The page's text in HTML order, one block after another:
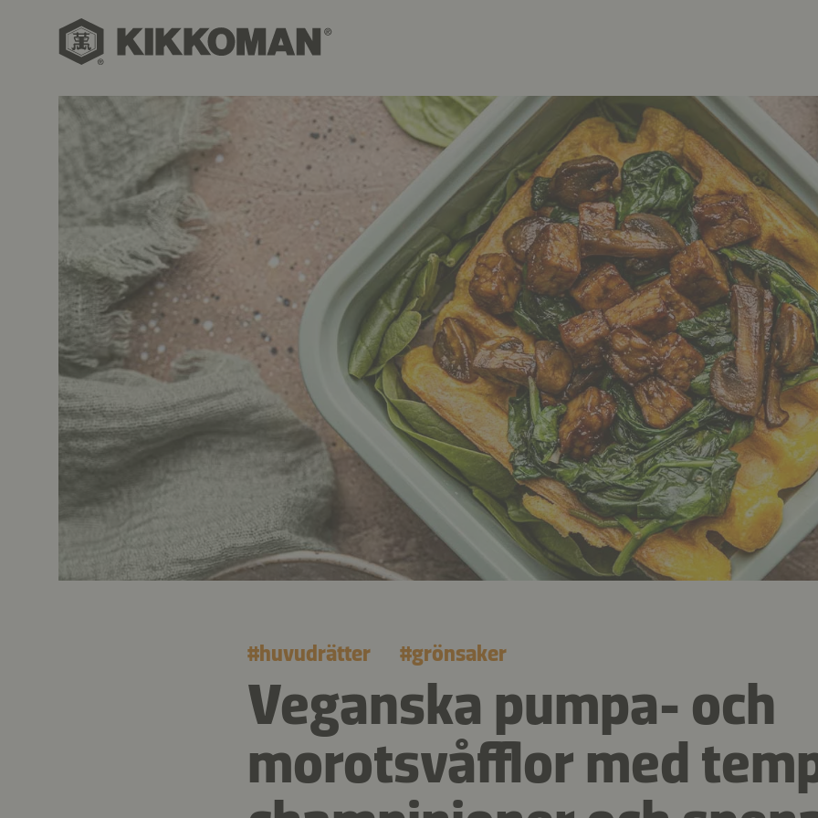
#huvudrätter #grönsaker
Veganska pumpa- och
morotsvåfflor med